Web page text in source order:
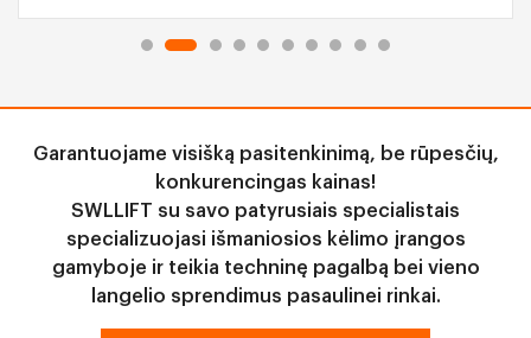
Garantuojame visišką pasitenkinimą, be rūpesčių,
konkurencingas kainas!
SWLLIFT su savo patyrusiais specialistais
specializuojasi išmaniosios kėlimo įrangos
gamyboje ir teikia techninę pagalbą bei vieno
langelio sprendimus pasaulinei rinkai.